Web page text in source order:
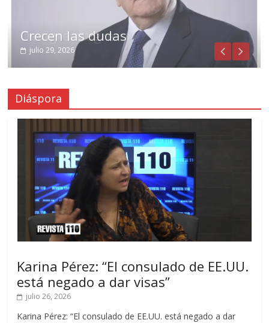
Crecen las dudas
julio 29, 2026
Diáspora
Karina Pérez: “El consulado de EE.UU.
está negado a dar visas”
julio 26, 2026
Karina Pérez: “El consulado de EE.UU. está negado a dar